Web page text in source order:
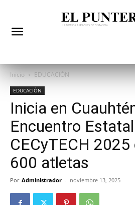
Inicio EDUCACIÓN
EDUCACIÓN
Inicia en
Encuentro
CECyTECH
600 atletas
Por Administrador - noviembre 13, 2025